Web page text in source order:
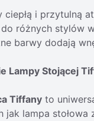
ciepłą i przytulną
do różnych stylów
barwy dodają
Lampy Stojącej
Tiffany to
jak lampa